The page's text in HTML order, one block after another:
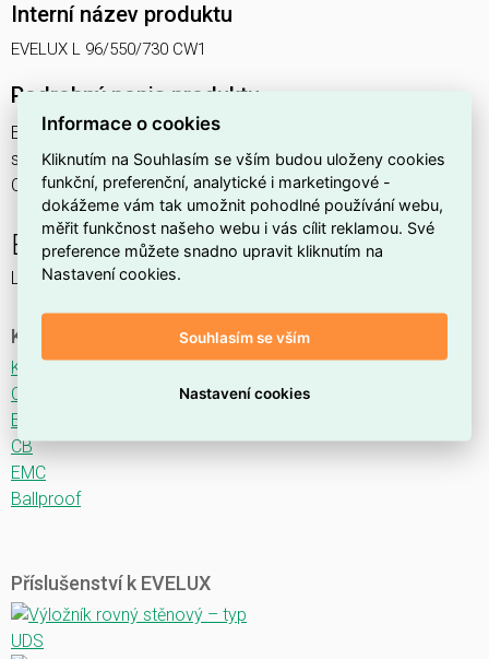
Interní název produktu
EVELUX L 96/550/730 CW1
Podrobný popis produktu
EVELUX L 96/550/730 CW1 195W IP66
svítidlo pouliční s modulem LED, spektrum 730A3, optika
CW1 (Crosswalk)
EVELUX
LED svítidlo pro osvětlení komunikací.
Ke stažení
Katalogový list
CE
ENEC
CB
EMC
Ballproof
Příslušenství k EVELUX
Informace o cookies
Kliknutím na Souhlasím se vším budou uloženy cookies
funkční, preferenční, analytické i marketingové -
dokážeme vám tak umožnit pohodlné používání webu,
měřit funkčnost našeho webu i vás cílit reklamou. Své
preference můžete snadno upravit kliknutím na
Nastavení cookies.
Souhlasím se vším
Nastavení cookies